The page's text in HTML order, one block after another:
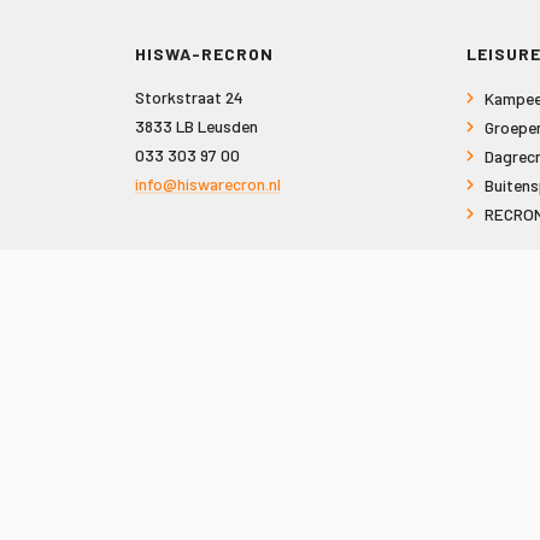
HISWA-RECRON
Storkstraat 24
3833 LB Leusden
033 303 97 00
info@hiswarecron.nl